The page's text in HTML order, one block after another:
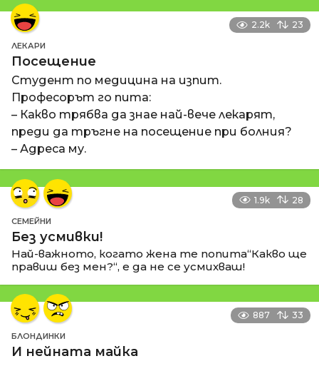
2.2k 23
ЛЕКАРИ
Посещение
Студент по медицина на изпит.
Професорът го пита:
– Какво трябва да знае най-вече лекарят,
преди да тръгне на посещение при болния?
– Адреса му.
1.9k 28
СЕМЕЙНИ
Без усмивки!
Най-важното, когато жена те попита“Какво ще
правиш без мен?“, е да не се усмихваш!
887 33
БЛОНДИНКИ
И нейната майка